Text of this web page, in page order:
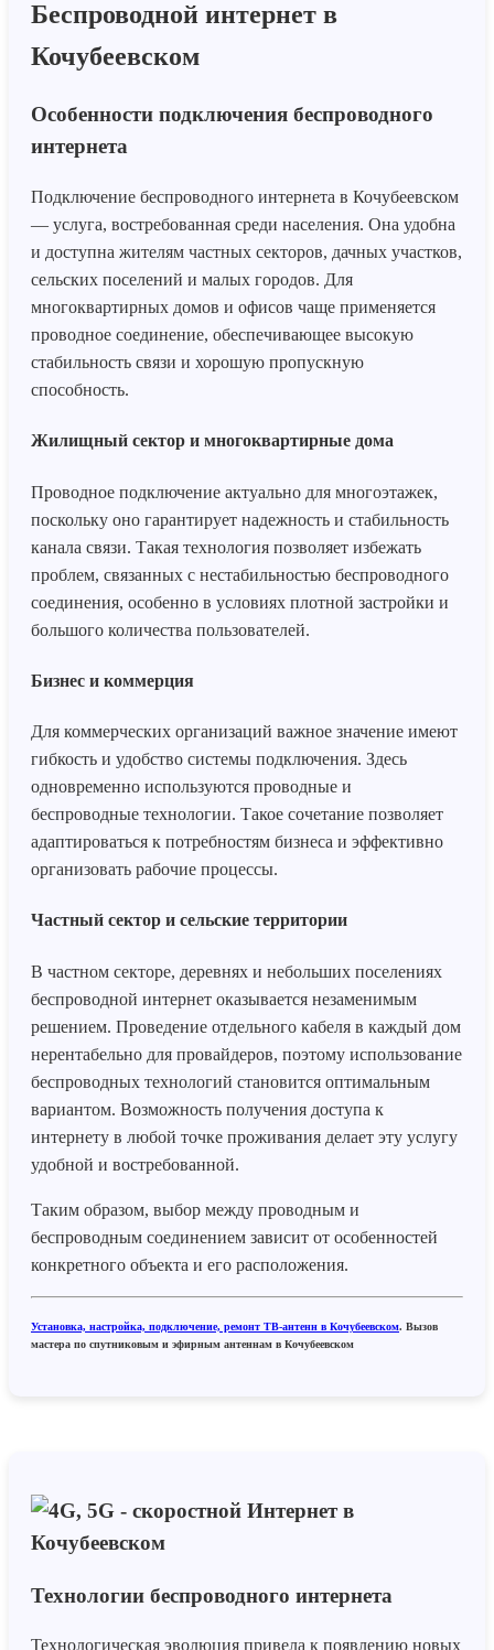
Беспроводной интернет в
Кочубеевском
Особенности подключения беспроводного
интернета
Подключение беспроводного интернета в Кочубеевском
— услуга, востребованная среди населения. Она удобна
и доступна жителям частных секторов, дачных участков,
сельских поселений и малых городов. Для
многоквартирных домов и офисов чаще применяется
проводное соединение, обеспечивающее высокую
стабильность связи и хорошую пропускную
способность.
Жилищный сектор и многоквартирные дома
Проводное подключение актуально для многоэтажек,
поскольку оно гарантирует надежность и стабильность
канала связи. Такая технология позволяет избежать
проблем, связанных с нестабильностью беспроводного
соединения, особенно в условиях плотной застройки и
большого количества пользователей.
Бизнес и коммерция
Для коммерческих организаций важное значение имеют
гибкость и удобство системы подключения. Здесь
одновременно используются проводные и
беспроводные технологии. Такое сочетание позволяет
адаптироваться к потребностям бизнеса и эффективно
организовать рабочие процессы.
Частный сектор и сельские территории
В частном секторе, деревнях и небольших поселениях
беспроводной интернет оказывается незаменимым
решением. Проведение отдельного кабеля в каждый дом
нерентабельно для провайдеров, поэтому использование
беспроводных технологий становится оптимальным
вариантом. Возможность получения доступа к
интернету в любой точке проживания делает эту услугу
удобной и востребованной.
Таким образом, выбор между проводным и
беспроводным соединением зависит от особенностей
конкретного объекта и его расположения.
Установка, настройка, подключение, ремонт ТВ-антенн в Кочубеевском. Вызов
мастера по спутниковым и эфирным антеннам в Кочубеевском
Технологии беспроводного интернета
Технологическая эволюция привела к появлению новых